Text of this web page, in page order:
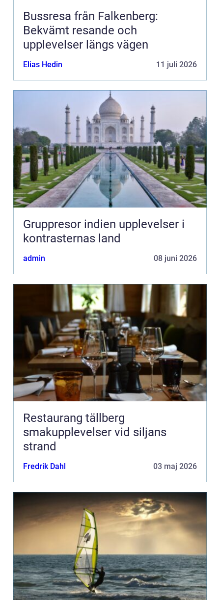
Bussresa från Falkenberg:
Bekvämt resande och
upplevelser längs vägen
Elias Hedin 11 juli 2026
Gruppresor indien upplevelser i
kontrasternas land
admin 08 juni 2026
Restaurang tällberg
smakupplevelser vid siljans
strand
Fredrik Dahl 03 maj 2026